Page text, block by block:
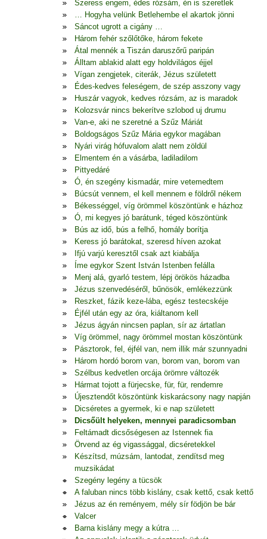
Szeress engem, édes rózsám, én is szeretlek
… Hogyha velünk Betlehembe el akartok jönni
Sáncot ugrott a cigány …
Három fehér szőlőtőke, három fekete
Átal mennék a Tiszán daruszőrű paripán
Álltam ablakid alatt egy holdvilágos éjjel
Vígan zengjetek, citerák, Jézus született
Édes-kedves feleségem, de szép asszony vagy
Huszár vagyok, kedves rózsám, az is maradok
Kolozsvár nincs bekerítve szlobod uj drumu
Van-e, aki ne szeretné a Szűz Máriát
Boldogságos Szűz Mária egykor magában
Nyári virág hófuvalom alatt nem zöldül
Elmentem én a vásárba, ladiladilom
Pittyedáré
Ó, én szegény kismadár, mire vetemedtem
Búcsút vennem, el kell mennem e földről nékem
Békességgel, víg örömmel köszöntünk e házhoz
Ó, mi kegyes jó barátunk, téged köszöntünk
Bús az idő, bús a felhő, homály borítja
Keress jó barátokat, szeresd híven azokat
Ifjú varjú keresztől csak azt kiabálja
Íme egykor Szent István Istenben felálla
Menj alá, gyarló testem, lépj örökös házadba
Jézus szenvedéséről, bűnösök, emlékezzünk
Reszket, fázik keze-lába, egész testecskéje
Éjfél után egy az óra, kiáltanom kell
Jézus ágyán nincsen paplan, sír az ártatlan
Víg örömmel, nagy örömmel mostan köszöntünk
Pásztorok, fel, éjfél van, nem illik már szunnyadni
Három hordó borom van, borom van, borom van
Szélbus kedvetlen orcája örömre változék
Hármat tojott a fürjecske, für, für, rendemre
Újesztendőt köszöntünk kiskarácsony nagy napján
Dicséretes a gyermek, ki e nap született
Dicsőült helyeken, mennyei paradicsomban
Feltámadt dicsőségesen az Istennek fia
Örvend az ég vigassággal, dicséretekkel
Készítsd, múzsám, lantodat, zendítsd meg
muzsikádat
Szegény legény a tücsök
A faluban nincs több kislány, csak kettő, csak kettő
Jézus az én reményem, mély sír födjön be bár
Valcer
Barna kislány megy a kútra …